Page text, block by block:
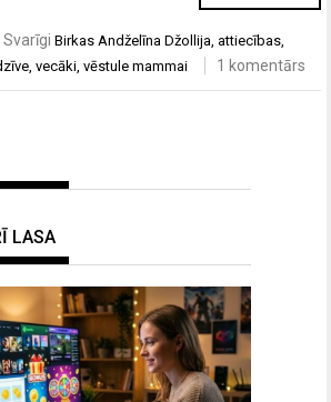
Svarīgi BirkasAndželīna Džollija,attiecības,
,vecāki,vēstule mammai 1 komentārs
LASA